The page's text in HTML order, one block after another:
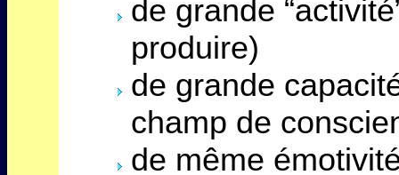
de grande
produire)
de grande
champ de
de même